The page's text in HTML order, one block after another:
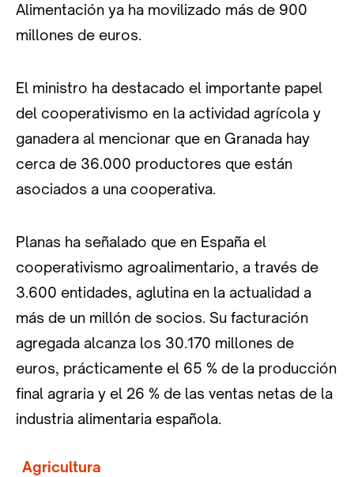
Alimentación ya ha movilizado más de 900
millones de euros.
El ministro ha destacado el importante papel
del cooperativismo en la actividad agrícola y
ganadera al mencionar que en Granada hay
cerca de 36.000 productores que están
asociados a una cooperativa.
Planas ha señalado que en España el
cooperativismo agroalimentario, a través de
3.600 entidades, aglutina en la actualidad a
más de un millón de socios. Su facturación
agregada alcanza los 30.170 millones de
euros, prácticamente el 65 % de la producción
final agraria y el 26 % de las ventas netas de la
industria alimentaria española.
Agricultura